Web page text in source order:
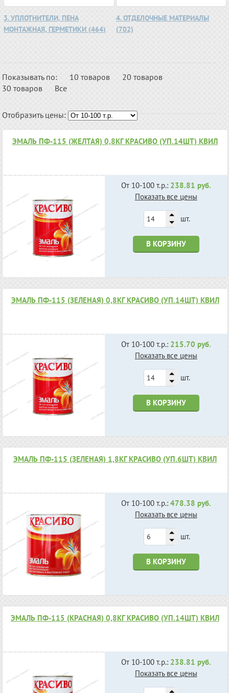
3. УПЛОТНИТЕЛИ, ПЕНА
МОНТАЖНАЯ, ГЕРМЕТИКИ (464)
4. ОТДЕЛОЧНЫЕ МАТЕРИАЛЫ
(702)
Показывать по: 10 товаров
20 товаров
30 товаров
Все
Отобразить цены:
ЭМАЛЬ ПФ-115 (ЖЕЛТАЯ) 0,8КГ КРАСИВО (УП.14ШТ) КВИЛ
От 10-100 т.р.: 238.81 руб.
Показать все цены
шт.
В КОРЗИНУ
ЭМАЛЬ ПФ-115 (ЗЕЛЕНАЯ) 0,8КГ КРАСИВО (УП.14ШТ) КВИЛ
От 10-100 т.р.: 215.70 руб.
Показать все цены
шт.
В КОРЗИНУ
ЭМАЛЬ ПФ-115 (ЗЕЛЕНАЯ) 1,8КГ КРАСИВО (УП.6ШТ) КВИЛ
От 10-100 т.р.: 478.38 руб.
Показать все цены
шт.
В КОРЗИНУ
ЭМАЛЬ ПФ-115 (КРАСНАЯ) 0,8КГ КРАСИВО (УП.14ШТ) КВИЛ
От 10-100 т.р.: 238.81 руб.
Показать все цены